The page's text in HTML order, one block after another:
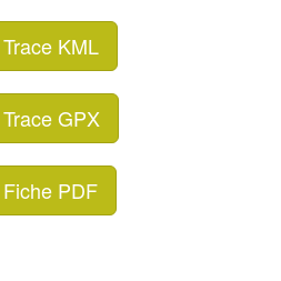
Trace KML
Trace GPX
Fiche PDF